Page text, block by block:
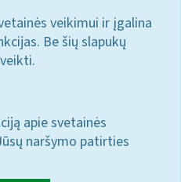
veikimui ir įgalina
Be šių slapukų
apie svetainės
naršymo patirties